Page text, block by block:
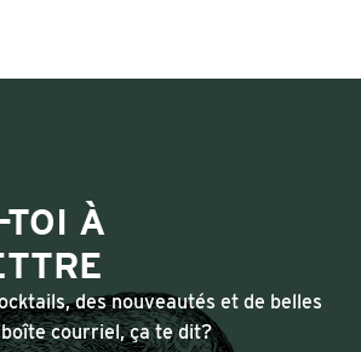
TOI À
des nouveautés et de belles
courriel, ça te dit?